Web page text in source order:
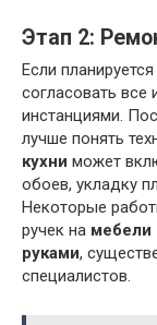
Этап 2:
Если планируется
согласовать
инстанциями.
лучше понять
кухни может
обоев, укладку
Некоторые
ручек на мебели
руками,
специалистов.